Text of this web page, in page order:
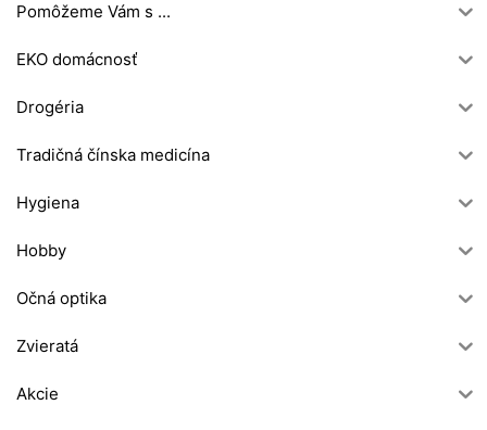
Pomôžeme Vám s ...
EKO domácnosť
Drogéria
Tradičná čínska medicína
Hygiena
Hobby
Očná optika
Zvieratá
Akcie